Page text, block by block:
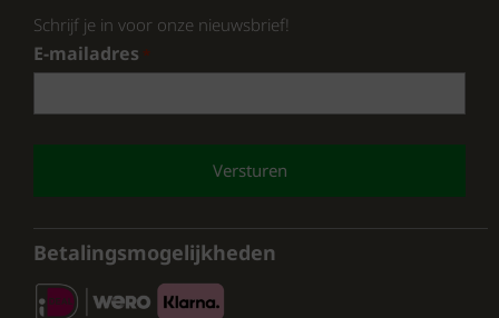
https://www.schoenhuisbrink.nl/merk/rohde/
en
https://www.pantoffelspecialist.nl/merken/rohde/
. De perfecte combinatie van kwaliteit,
comfort en stijl wacht op je.
Schrijf je in voor onze nieuwsbrief!
E-mailadres *
CAPTCHA
Betalingsmogelijkheden